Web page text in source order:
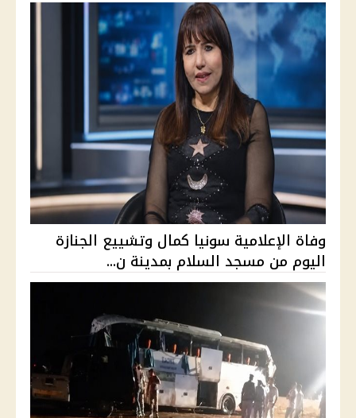
وفاة الإعلامية سونيا كمال وتشييع الجنازة
اليوم من مسجد السلام بمدينة ن...